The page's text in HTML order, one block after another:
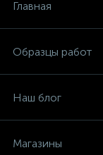
Главная
Образцы работ
Наш блог
Магазины